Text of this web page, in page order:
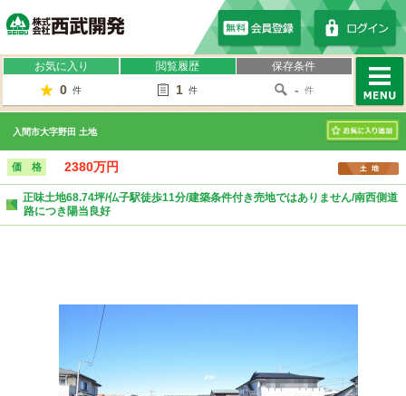
お気に入り
0 件
閲覧履歴
1 件
保存条件
- 件
MENU
入間市大字野田 土地
お気に入り
価 格 2380万円
正味土地68.74坪/仏子駅徒歩11分/建築条件付き売地ではありません/南西側道
路につき陽当良好